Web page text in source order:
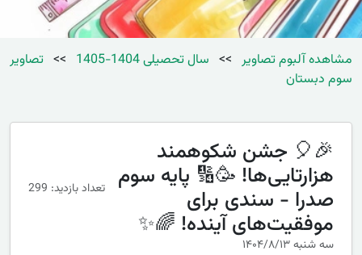
مشاهده آلبوم تصاویر >> سال تحصیلی 1404-1405 >> تصاویر
سوم دبستان
🎉🎈 جشن شکوهمند
هزارتایی‌ها! 🥳🔢 پایه سوم
صدرا - سندی برای
موفقیت‌های آینده! 🌈✨
تعداد بازدید: 299
سه شنبه ۱۴۰۴/۸/۱۳